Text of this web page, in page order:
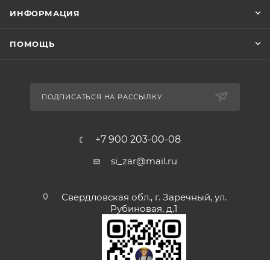
ИНФОРМАЦИЯ
ПОМОЩЬ
ПОДПИСАТЬСЯ НА РАССЫЛКУ
+7 900 203-00-08
si_zar@mail.ru
Свердловская обл., г. Заречный, ул.
Рубиновая, д.1